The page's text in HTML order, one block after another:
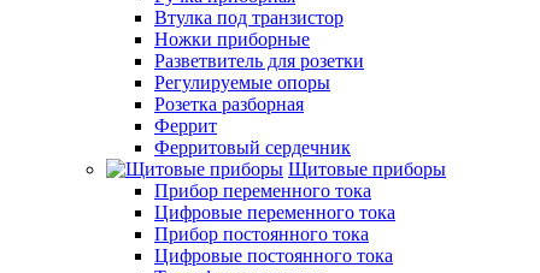
Втулка под транзистор
Ножки приборные
Разветвитель для розетки
Регулируемые опоры
Розетка разборная
Феррит
Ферритовый сердечник
Щитовые приборы
Прибор переменного тока
Цифровые переменного тока
Прибор постоянного тока
Цифровые постоянного тока